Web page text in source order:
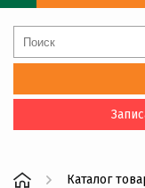
Каталог